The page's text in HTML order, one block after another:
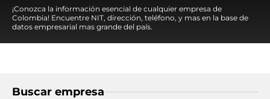
¡Conozca la información esencial de cualquier empresa de
Colombia! Encuentre NIT, dirección, teléfono, y mas en la base de
datos empresarial mas grande del país.
Buscar empresa